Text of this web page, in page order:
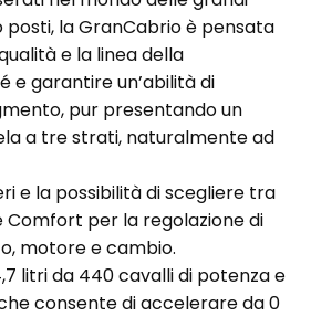
la GranCabrio è pensata
e la linea della
e garantire un’abilità di
pur presentando un
a tre strati, naturalmente ad
e la possibilità di scegliere tra
Comfort per la regolazione di
motore e cambio.
litri da 440 cavalli di potenza e
consente di accelerare da 0